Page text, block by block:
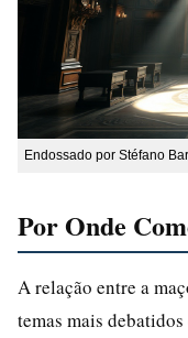
Endossado por Stéfano
Por Onde
A relação entre a
temas mais